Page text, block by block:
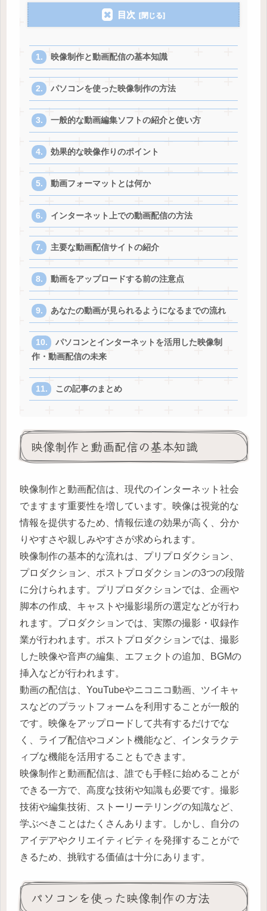
目次
映像制作と動画配信の基本知識
パソコンを使った映像制作の方法
一般的な動画編集ソフトの紹介と使い方
効果的な映像作りのポイント
動画フォーマットとは何か
インターネット上での動画配信の方法
主要な動画配信サイトの紹介
動画をアップロードする前の注意点
あなたの動画が見られるようになるまでの流れ
パソコンとインターネットを活用した映像制
作・動画配信の未来
この記事のまとめ
映像制作と動画配信の基本知識
映像制作と動画配信は、現代のインターネット社会
でますます重要性を増しています。映像は視覚的な
情報を提供するため、情報伝達の効果が高く、分か
りやすさや親しみやすさが求められます。
映像制作の基本的な流れは、プリプロダクション、
プロダクション、ポストプロダクションの3つの段階
に分けられます。プリプロダクションでは、企画や
脚本の作成、キャストや撮影場所の選定などが行わ
れます。プロダクションでは、実際の撮影・収録作
業が行われます。ポストプロダクションでは、撮影
した映像や音声の編集、エフェクトの追加、BGMの
挿入などが行われます。
動画の配信は、YouTubeやニコニコ動画、ツイキャ
スなどのプラットフォームを利用することが一般的
です。映像をアップロードして共有するだけでな
く、ライブ配信やコメント機能など、インタラクテ
ィブな機能を活用することもできます。
映像制作と動画配信は、誰でも手軽に始めることが
できる一方で、高度な技術や知識も必要です。撮影
技術や編集技術、ストーリーテリングの知識など、
学ぶべきことはたくさんあります。しかし、自分の
アイデアやクリエイティビティを発揮することがで
きるため、挑戦する価値は十分にあります。
パソコンを使った映像制作の方法